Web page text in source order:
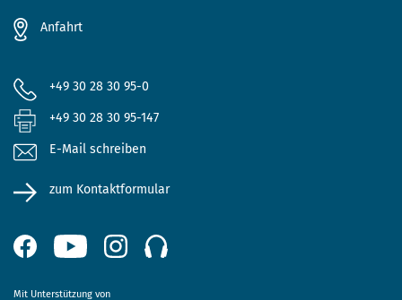
Anfahrt
+49 30 28 30 95-0
+49 30 28 30 95-147
E-Mail schreiben
zum Kontaktformular
Mit Unterstützung von